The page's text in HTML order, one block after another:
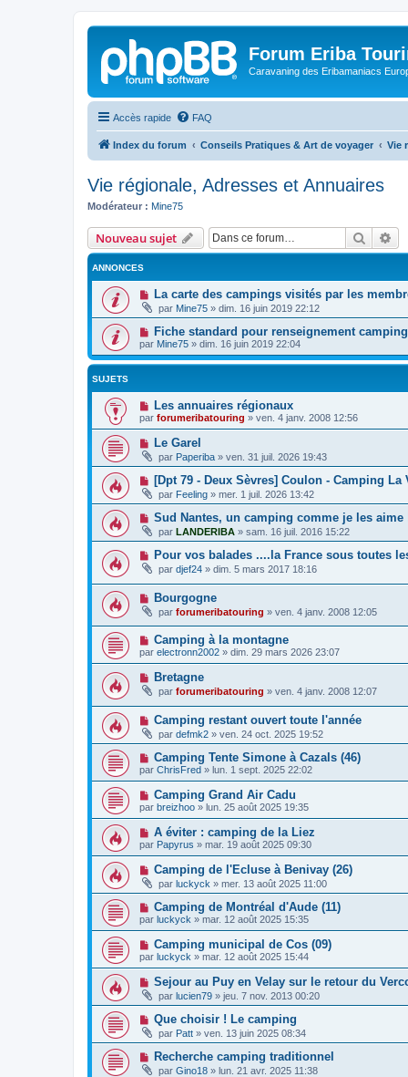
Forum Eriba
Caravaning des Eribamaniacs
Accès rapide FAQ
Index du forum Conseils Pratiques & Art de voyager Vie
Vie régionale, Adresses et Annuaires
Modérateur : Mine75
Nouveau sujet
ANNONCES
La carte des campings visités par les
par Mine75 » dim. 16 juin 2019 22:12
Fiche standard pour renseignement
par Mine75 » dim. 16 juin 2019 22:04
SUJETS
Les annuaires régionaux
par forumeribatouring » ven. 4 janv. 2008 12:56
Le Garel
par Paperiba » ven. 31 juil. 2026 19:43
[Dpt 79 - Deux Sèvres] Coulon - Camping La
par Feeling » mer. 1 juil. 2026 13:42
Sud Nantes, un camping comme je les aime
par LANDERIBA » sam. 16 juil. 2016 15:22
Pour vos balades ....la France sous toutes
par djef24 » dim. 5 mars 2017 18:16
Bourgogne
par forumeribatouring » ven. 4 janv. 2008 12:05
Camping à la montagne
par electronn2002 » dim. 29 mars 2026 23:07
Bretagne
par forumeribatouring » ven. 4 janv. 2008 12:07
Camping restant ouvert toute l'année
par defmk2 » ven. 24 oct. 2025 19:52
Camping Tente Simone à Cazals (46)
par ChrisFred » lun. 1 sept. 2025 22:02
Camping Grand Air Cadu
par breizhoo » lun. 25 août 2025 19:35
A éviter : camping de la Liez
par Papyrus » mar. 19 août 2025 09:30
Camping de l'Ecluse à Benivay (26)
par luckyck » mer. 13 août 2025 11:00
Camping de Montréal d'Aude (11)
par luckyck » mar. 12 août 2025 15:35
Camping municipal de Cos (09)
par luckyck » mar. 12 août 2025 15:44
Sejour au Puy en Velay sur le retour du
par lucien79 » jeu. 7 nov. 2013 00:20
Que choisir ! Le camping
par Patt » ven. 13 juin 2025 08:34
Recherche camping traditionnel
par Gino18 » lun. 21 avr. 2025 11:38